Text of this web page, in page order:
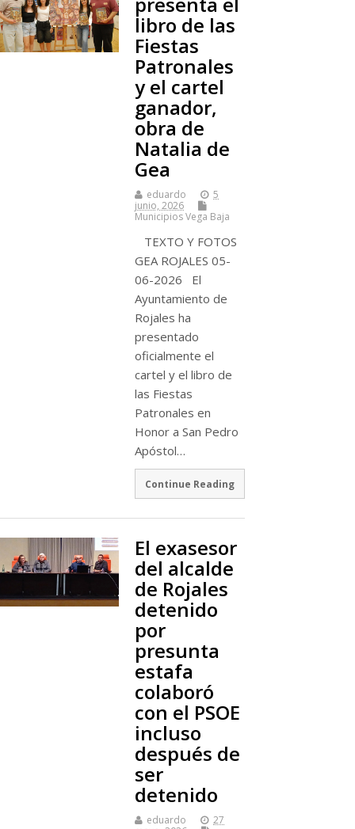
libro de las
Fiestas
Patronales
y el cartel
ganador,
obra de
Natalia de
Gea
eduardo
5
junio, 2026
Municipios Vega Baja
TEXTO Y FOTOS
GEA ROJALES 05-
06-2026 El
Ayuntamiento de
Rojales ha
presentado
oficialmente el
cartel y el libro de
las Fiestas
Patronales en
Honor a San Pedro
Apóstol…
Continue Reading
El exasesor
del alcalde
de Rojales
detenido
por
presunta
estafa
colaboró
con el PSOE
incluso
después de
ser
detenido
eduardo
27